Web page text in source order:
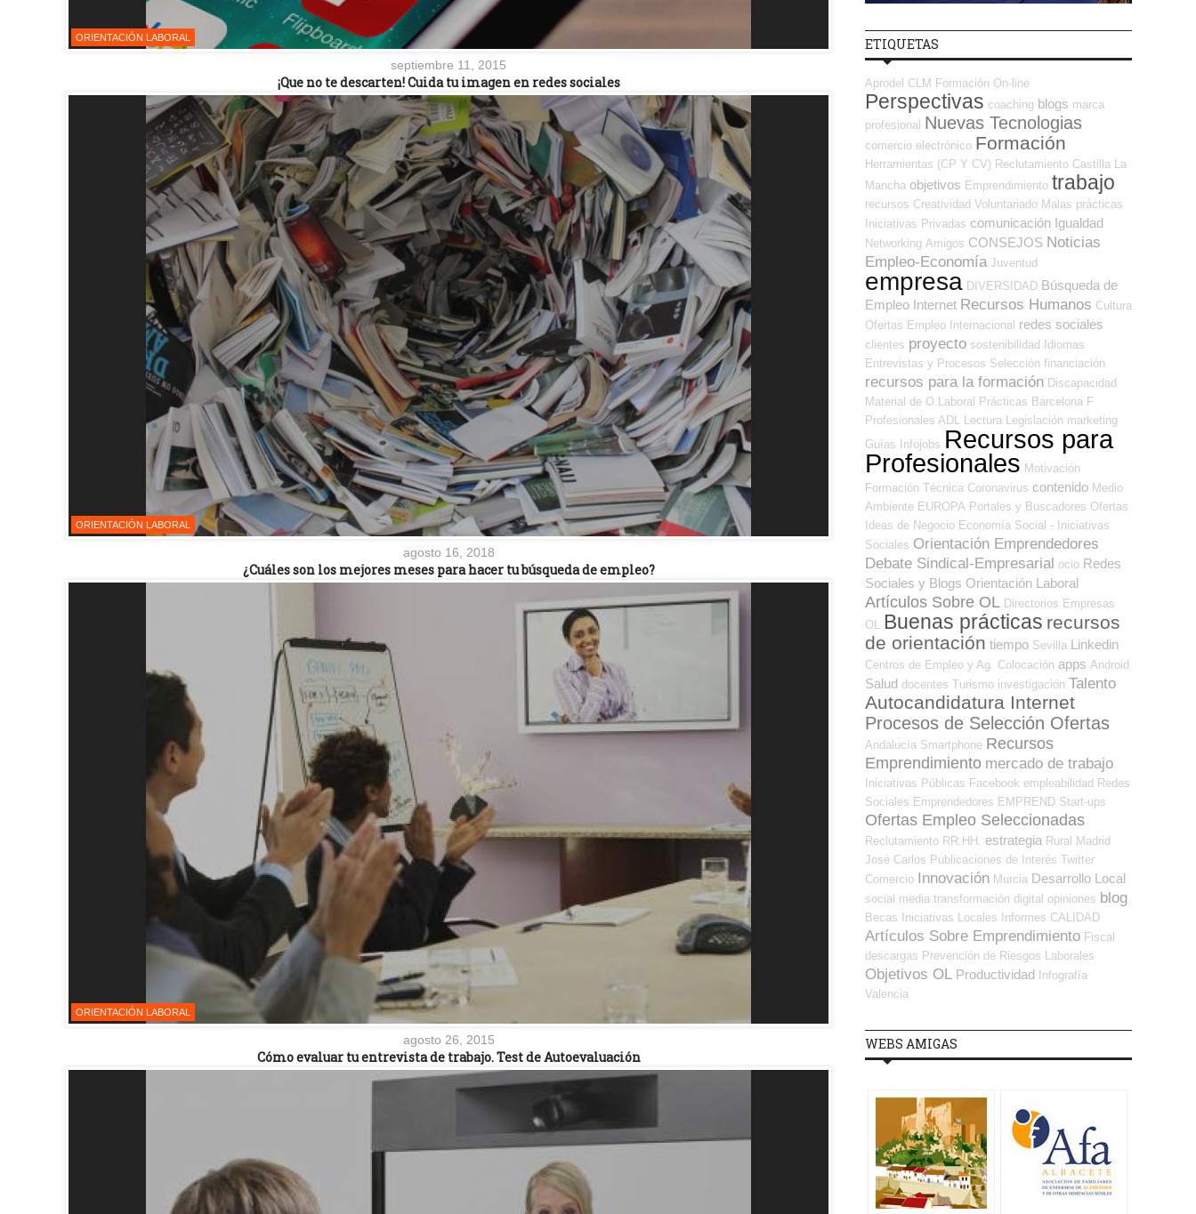
ORIENTACIÓN LABORAL
septiembre 11, 2015
¡Que no te descarten! Cuida tu imagen en redes sociales
ORIENTACIÓN LABORAL
agosto 16, 2018
¿Cuáles son los mejores meses para hacer tu búsqueda de empleo?
ORIENTACIÓN LABORAL
agosto 26, 2015
Cómo evaluar tu entrevista de trabajo. Test de Autoevaluación
ETIQUETAS
Aprodel CLM Formación On-line
Perspectivas coaching blogs marca
profesional Nuevas Tecnologias
comercio electrónico Formación
Herramientas (CP Y CV) Reclutamiento Castilla La
Mancha objetivos Emprendimiento trabajo
recursos Creatividad Voluntariado Malas prácticas
Iniciativas Privadas comunicación Igualdad
Networking Amigos CONSEJOS Noticias
Empleo-Economía Juventud
empresa DIVERSIDAD Búsqueda de
Empleo Internet Recursos Humanos Cultura
Ofertas Empleo Internacional redes sociales
clientes proyecto sostenibilidad
Idiomas
Entrevistas y Procesos Selección financiación
recursos para la formación Discapacidad
Material de O.Laboral
Prácticas Barcelona F
Profesionales ADL
Lectura Legislación marketing
Guías
Infojobs Recursos para
Profesionales Motivación
Formación Técnica Coronavirus contenido Medio
Ambiente EUROPA Portales y Buscadores Ofertas
Ideas de Negocio Economía Social - Iniciativas
Sociales Orientación Emprendedores
Debate Sindical-Empresarial ocio Redes
Sociales y Blogs Orientación Laboral
Artículos Sobre OL Directorios Empresas
OL
Buenas prácticas recursos
de orientación tiempo Sevilla Linkedin
Centros de Empleo y Ag. Colocación apps Android
Salud docentes Turismo investigación Talento
Autocandidatura Internet
Procesos de Selección Ofertas
Andalucía Smartphone Recursos
Emprendimiento mercado de trabajo
Iniciativas Públicas Facebook empleabilidad Redes
Sociales Emprendedores EMPREND Start-ups
Ofertas Empleo Seleccionadas
Reclutamiento RR.HH. estrategia Rural
Madrid
José Carlos Publicaciones de Interés Twitter
Comercio Innovación Murcia Desarrollo Local
social media transformación digital opiniones blog
Becas Iniciativas Locales Informes CALIDAD
Artículos Sobre Emprendimiento Fiscal
descargas Prevención de Riesgos Laborales
Objetivos OL Productividad Infografía
Valencia
WEBS AMIGAS